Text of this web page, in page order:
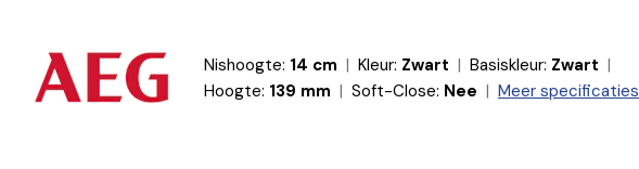
Nishoogte: 14 cm Kleur: Zwart Basiskleur: Zwart
Hoogte: 139 mm Soft-Close: Nee Meer specificaties